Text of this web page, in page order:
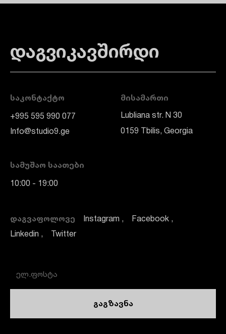
დაგვიკავშირდი
ᲡᲐᲙᲝᲜᲢᲐᲥᲢᲝ
+995 595 990 077
Info@studio9.ge
ᲛᲘᲡᲐᲛᲐᲠᲗᲘ
Lubliana str. N 30
0159 Tbilis, Georgia
ᲓᲐᲒᲕᲐᲤᲝᲚᲝᲕᲔ Instagram Facebook
Linkedin Twitter
ᲡᲐᲛᲣᲨᲐᲝ ᲡᲐᲐᲗᲔᲑᲘ
10:00 - 19:00
გაგზავნა